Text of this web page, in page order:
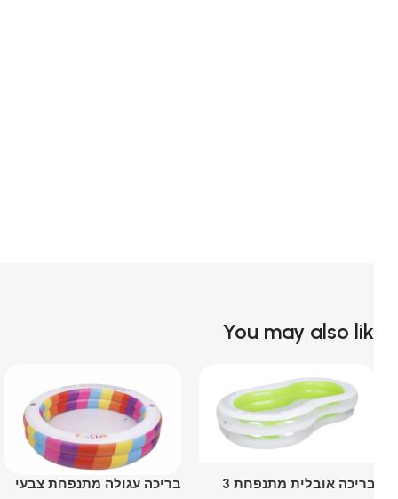
You may also
בריכה אובלית מתנפחת 3
בריכה עגולה מתנפחת צבעי